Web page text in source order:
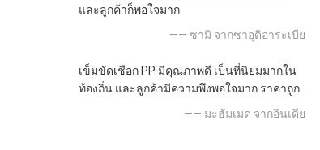
และลูกค้าก็พอใจมาก
—— ซามิ จากซาอุดิอาระเบีย
เข็มขัดเชือก PP มีคุณภาพดี เป็นที่นิยมมากใน
ท้องถิ่น และลูกค้ามีความพึงพอใจมาก ราคาถูก
—— มะฮัมเมด จากอินเดีย